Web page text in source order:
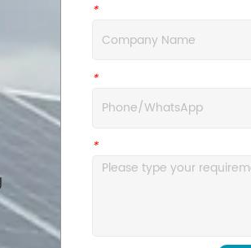
*Company
*WhatsApp
*Message